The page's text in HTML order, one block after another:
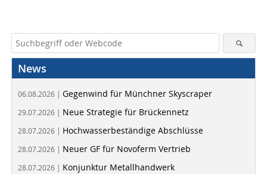
News
06.08.2026 | Gegenwind für Münchner Skyscraper
29.07.2026 | Neue Strategie für Brückennetz
28.07.2026 | Hochwasserbeständige Abschlüsse
28.07.2026 | Neuer GF für Novoferm Vertrieb
28.07.2026 | Konjunktur Metallhandwerk